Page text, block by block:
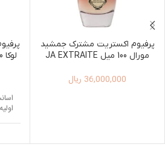
پرفیوم اکستریت مشترک جمشید
مورال 100 میل JA EXTRAITE
36,000,000 ریال
اولیه